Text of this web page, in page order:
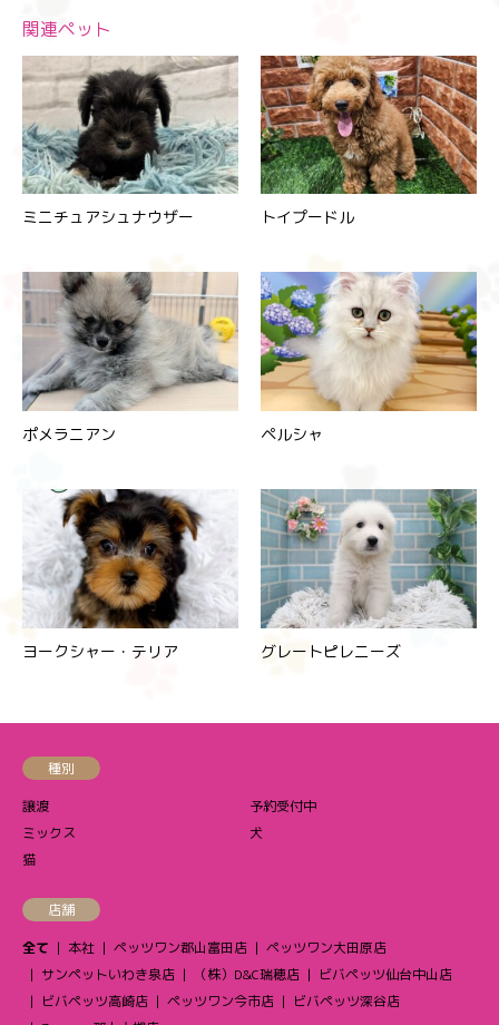
関連ペット
ミニチュアシュナウザー トイプードル
ポメラニアン ペルシャ
ヨークシャー・テリア グレートピレニーズ
種別
譲渡
予約受付中
ミックス
犬
猫
店舗
全て
本社 ペッツワン郡山富田店
ペッツワン大田原店
サンペットいわき泉店
（株）D&C瑞穂店
ビバペッツ仙台中山店
ビバペッツ高崎店
ペッツワン今市店
ビバペッツ深谷店